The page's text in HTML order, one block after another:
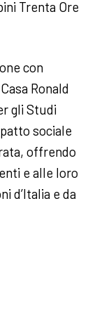
Trenta Ore
con
Ronald
gli Studi
sociale
offrendo
e alle loro
d’Italia e da